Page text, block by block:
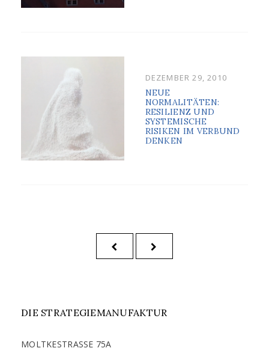
POSTED
ON
DEZEMBER 29, 2010
NEUE
NORMALITÄTEN:
RESILIENZ UND
SYSTEMISCHE
RISIKEN IM VERBUND
DENKEN
BEITRAGSNAVIGATION
PREVIOUS
PAGE
NEXT
PAGE
DIE STRATEGIEMANUFAKTUR
MOLTKESTRASSE 75A